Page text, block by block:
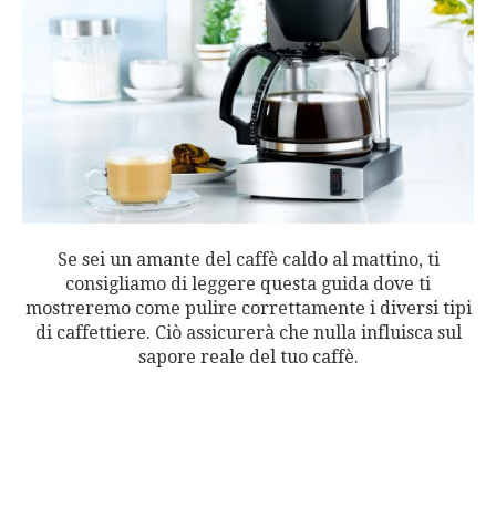
Se sei un amante del caffè caldo al mattino, ti
consigliamo di leggere questa guida dove ti
mostreremo come pulire correttamente i diversi tipi
di caffettiere. Ciò assicurerà che nulla influisca sul
sapore reale del tuo caffè.